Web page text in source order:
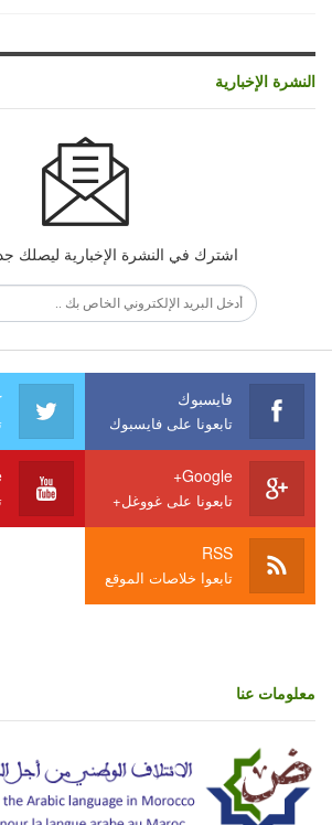
النشرة الإخبارية
اشترك في النشرة الإخبارية ليصلك
فايسبوك
تابعونا على فايسبوك
Google+
تابعونا على غووغل+
RSS
تابعوا خلاصات الموقع
معلومات عنا